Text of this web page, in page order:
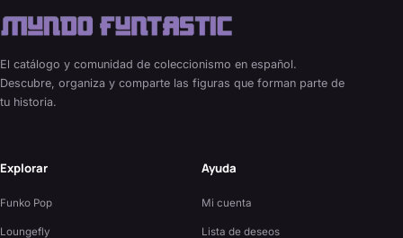
El catálogo y comunidad de coleccionismo en español.
Descubre, organiza y comparte las figuras que forman parte de
tu historia.
Explorar
Funko Pop
Loungefly
Ayuda
Mi cuenta
Lista de deseos